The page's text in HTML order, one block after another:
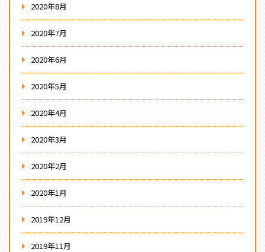
2020年8月
2020年7月
2020年6月
2020年5月
2020年4月
2020年3月
2020年2月
2020年1月
2019年12月
2019年11月